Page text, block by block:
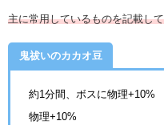
主に常用しているものを記載し
鬼祓いのカカオ豆
約1分間、ボスに物理+10%
物理+10%